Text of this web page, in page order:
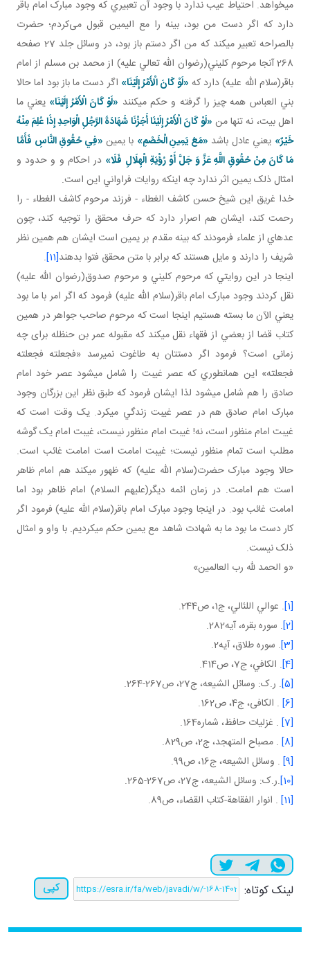
مي خواهد. احتياط عيب ندارد با وجود آن تعبيري که وجود مبارک امام باقر
دارد که اگر دست من بود، بينه را مع اليمين قبول می‌کردم؛ حضرت
بالصراحه تعبير مي کند که من اگر دستم باز بود، در وسائل جلد 27 صفحه
268 آنجا مرحوم کليني(رضوان الله تعالي عليه) از محمد بن مسلم از امام
باقر(سلام الله عليه) دارد که «لَوْ كَانَ الْأَمْرُ إِلَيْنَا» اگر دست ما باز بود اما حالا
بني العباس همه چيز را گرفته و حکم مي کنند «لَوْ كَانَ الْأَمْرُ إِلَيْنَا» يعني ما
اهل بيت، نه تنها من «لَوْ كَانَ الْأَمْرُ إِلَيْنَا أَجَزْنَا شَهَادَةَ الرَّجُلِ الْوَاحِدِ إِذَا عُلِمَ مِنْهُ
خَيْرٌ» يعني عادل باشد «مَعَ يَمِينِ الْخَصْمِ» با يمين «فِي حُقُوقِ النَّاسِ فَأَمَّا
مَا كَانَ مِنْ حُقُوقِ اللَّهِ عَزَّ وَ جَلَّ أَوْ رُؤْيَةِ الْهِلَالِ فَلَا» در احکام و و حدود و
امثال ذلک يمين اثر ندارد چه اينکه روايات فراواني اين است.
خدا غريق اين شيخ حسن کاشف الغطاء - فرزند مرحوم کاشف الغطاء - را
رحمت کند، ايشان هم اصرار دارد که حرف محقق را توجيه کند، چون
عده اي از علماء فرمودند که بينه مقدم بر يمين است ايشان هم همين نظر
شريف را دارند و مايل هستند که برابر با متن محقق فتوا بدهند[11]
.
اينجا در اين روايتي که مرحوم کليني و مرحوم صدوق(رضوان الله عليه)
نقل کردند وجود مبارک امام باقر(سلام الله عليه) فرمود که اگر امر با ما بود
يعني الآن ما بسته هستيم اينجا است که مرحوم صاحب جواهر در همين
کتاب قضا از بعضي از فقهاء نقل مي کند که مقبوله عمر بن حنظله برای چه
زمانی است؟ فرمود اگر دستتان به طاغوت نمي رسد «فجعلته فجعلته
فجعلته» اين همان طوري که عصر غيبت را شامل مي شود عصر خود امام
صادق را هم شامل مي شود لذا ايشان فرمود که طبق نظر اين بزرگان وجود
مبارک امام صادق هم در عصر غيبت زندگي مي کرد. يک وقت است که
غيبت امام منظور است، نه! غيبت امام منظور نيست، غيبت امام يک گوشه
مطلب است تمام منظور نيست؛ غيبت امامت است امامت غائب است.
حالا وجود مبارک حضرت(سلام الله عليه) که ظهور مي کند هم امام ظاهر
است هم امامت. در زمان ائمه ديگر(عليهم السلام) امام ظاهر بود اما
امامت غائب بود. در اينجا وجود مبارک امام باقر(سلام الله عليه) فرمود اگر
کار دست ما بود ما به شهادت شاهد مع يمين حکم مي کرديم. با واو و امثال
ذلک نيست.
«و الحمد لله رب العالمين»
[1] . عوالي اللئالي، ج‏1، ص244.
[2] . سوره بقره، آيه282.
[3]
. سوره طلاق، آيه2.
[4] . الكافي، ج‏7، ص414.
[5] . ر.ک: وسائل الشيعه، ج27، ص267-264.
[6]
. الکافی، ج4، ص162.
[7]
. غزليات حافظ، شماره164.
[8]
. مصباح المتهجد، ج2، ص829.
[9]
. وسائل الشيعه، ج16، ص99.
[10]
.ر.ک: وسائل الشيعه، ج27، ص267-265.
[11]
. انوار الفقاهة-کتاب القضاء، ص89.
لینک کوتاه: کپی